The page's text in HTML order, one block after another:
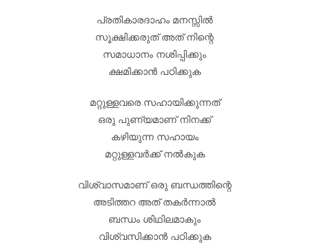
പ്രതികാരദാഹം മനസ്സിൽ
സൂക്ഷിക്കരുത് അത് നിന്റെ
സമാധാനം നശിപ്പിക്കും
ക്ഷമിക്കാൻ പഠിക്കുക
മറ്റുള്ളവരെ സഹായിക്കുന്നത്
ഒരു പുണ്യമാണ് നിനക്ക്
കഴിയുന്ന സഹായം
മറ്റുള്ളവർക്ക് നൽകുക
വിശ്വാസമാണ് ഒരു ബന്ധത്തിന്റെ
അടിത്തറ അത് തകർന്നാൽ
ബന്ധം ശിഥിലമാകും
വിശ്വസിക്കാൻ പഠിക്കുക